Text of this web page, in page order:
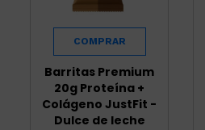
Barritas Premium
20g Proteína +
Colágeno JustFit -
Dulce de leche